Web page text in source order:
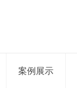
案例展示